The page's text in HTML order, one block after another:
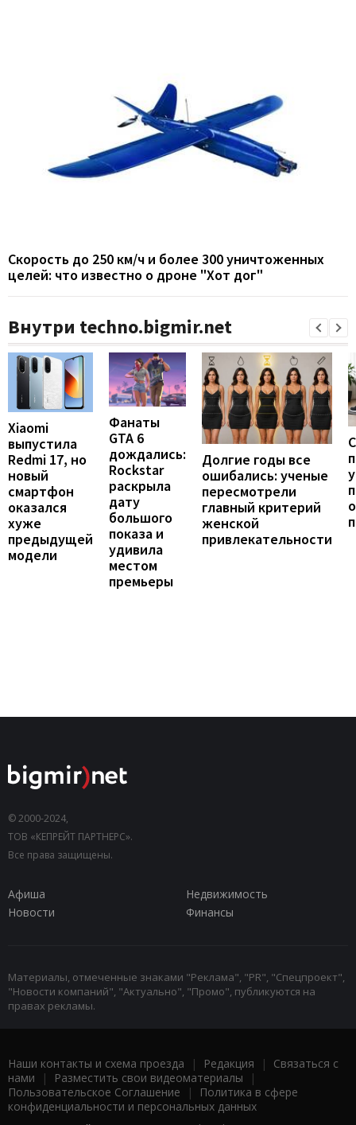
Скорость до 250 км/ч и более 300 уничтоженных
целей: что известно о дроне "Хот дог"
Внутри techno.bigmir.net
Xiaomi
выпустила
Redmi 17, но
новый
смартфон
оказался
хуже
предыдущей
модели
Фанаты
GTA 6
дождались:
Rockstar
раскрыла
дату
большого
показа и
удивила
местом
премьеры
Долгие годы все
ошибались: ученые
пересмотрели
главный критерий
женской
привлекательности
© 2000-2024,
ТОВ «КЕПРЕЙТ ПАРТНЕРС».
Все права защищены.
Афиша
Недвижимость
Новости
Финансы
Материалы, отмеченные знаками "Реклама", "PR", "Спецпроект",
"Новости компаний", "Актуально", "Промо", публикуются на
правах рекламы.
Наши контакты и схема проезда | Редакция | Связаться с
нами | Разместить свои видеоматериалы |
Пользовательское Соглашение |
Политика в сфере
конфиденциальности и персональных данных